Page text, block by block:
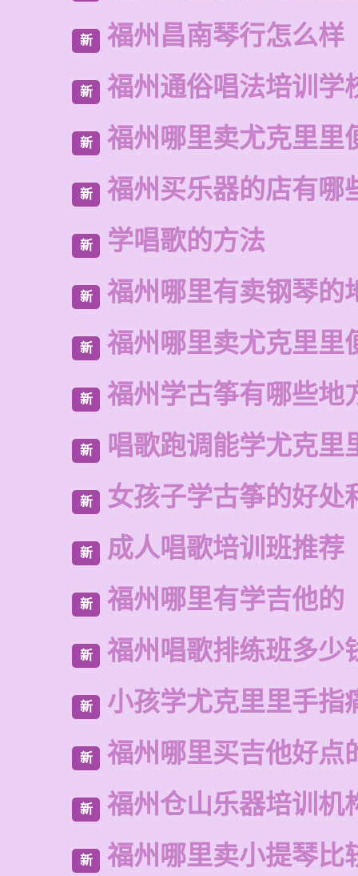
新 福州昌南琴行怎么样
新 福州通俗唱法培训学
新 福州哪里卖尤克里里
新 福州买乐器的店有哪
新 学唱歌的方法
新 福州哪里有卖钢琴的
新 福州哪里卖尤克里里
新 福州学古筝有哪些地
新 唱歌跑调能学尤克里
新 女孩子学古筝的好处
新 成人唱歌培训班推荐
新 福州哪里有学吉他的
新 福州唱歌排练班多少
新 小孩学尤克里里手指
新 福州哪里买吉他好点
新 福州仓山乐器培训机
新 福州哪里卖小提琴比